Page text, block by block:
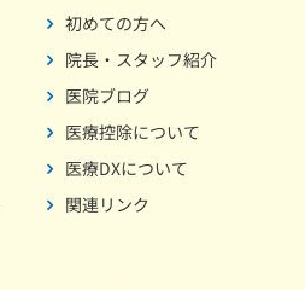
初めての方へ
院長・スタッフ紹介
医院ブログ
医療控除について
医療DXについて
関連リンク